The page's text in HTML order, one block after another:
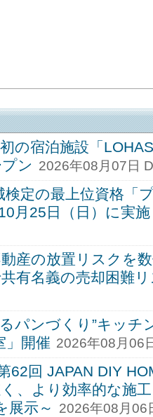
の宿泊施設「
ン 2026年08月07日
検定の最上位資格「
月25日（日）に実
産の放置リスクを
有名義の売却困難
パンづくり”キッチ
」開催 2026年08月06
62回 JAPAN DIY
、より効率的な施
展示～
2026年08月06